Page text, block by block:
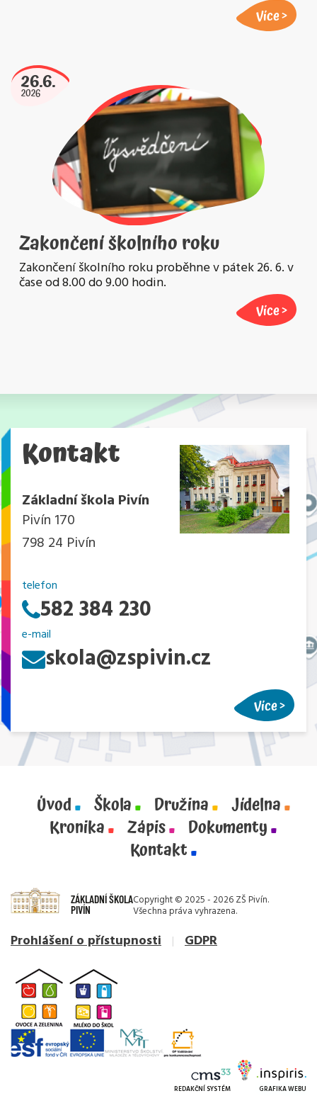
Více
26.6.
2026
Zakončení školního roku
Zakončení školního roku proběhne v pátek 26. 6. v
čase od 8.00 do 9.00 hodin.
Více
Kontakt
Základní škola Pivín
Pivín 170
798 24 Pivín
telefon
582 384 230
e-mail
skola@zspivin.cz
Více
Úvod Škola Družina
Jídelna
Kronika
Zápis
Dokumenty
Kontakt
ZÁKLADNÍ ŠKOLA
PIVÍN
Copyright © 2025 - 2026 ZŠ Pivín.
Všechna práva vyhrazena.
Prohlášení o přístupnosti GDPR
REDAKČNÍ SYSTÉM GRAFIKA WEBU